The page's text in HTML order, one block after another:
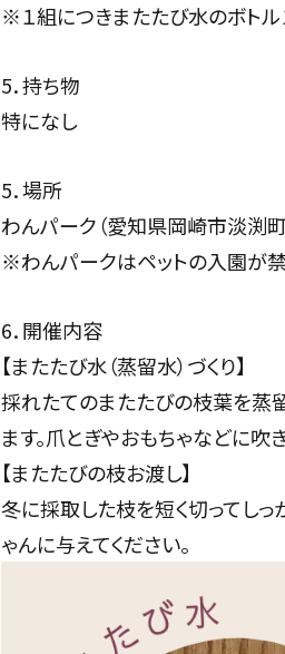
※１組につきまたたび水のボトル
5．持ち物
特になし
5．場所
わんパーク（愛知県岡崎市淡渕町
※わんパークはペットの入園が
6．開催内容
【またたび水（蒸留水）づくり】
採れたてのまたたびの枝葉を蒸
ます。爪とぎやおもちゃなどに吹
【またたびの枝お渡し】
冬に採取した枝を短く切ってし
ゃんに与えてください。